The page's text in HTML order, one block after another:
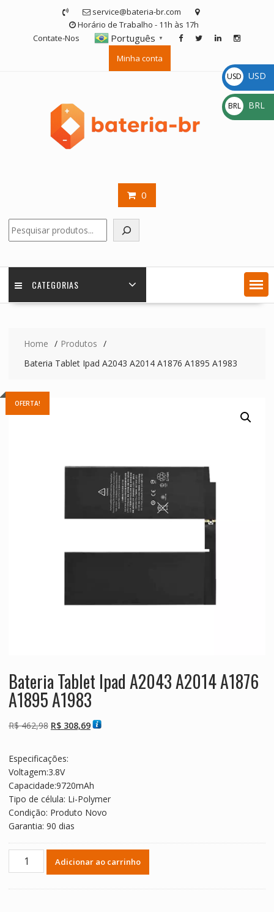
service@bateria-br.com
Horário de Trabalho - 11h às 17h
Contate-Nos
Português ▼
Minha conta
0
CATEGORIAS
Home
Produtos
Bateria Tablet Ipad A2043 A2014 A1876 A1895 A1983
OFERTA!
Bateria Tablet Ipad A2043 A2014 A1876
A1895 A1983
R$462,98 O
era:
R$ 462,98.
R$308,69O
Especificações:
Voltagem:3.8V
Capacidade:9720mAh
Tipo de célula: Li-Polymer
Condição: Produto Novo
Garantia: 90 dias
Bateria
Tablet
Adicionar ao carrinho
USD
$
USD
BRL
R$
BRL